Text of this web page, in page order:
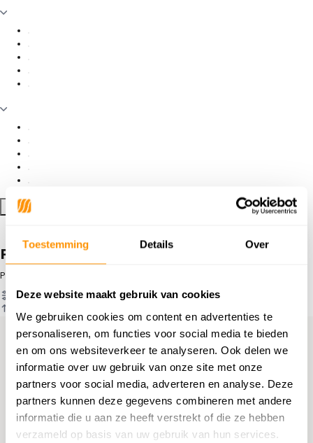
Toestemming Details Over
Deze website maakt gebruik van cookies
We gebruiken cookies om content en advertenties te
personaliseren, om functies voor social media te bieden
en om ons websiteverkeer te analyseren. Ook delen we
informatie over uw gebruik van onze site met onze
partners voor social media, adverteren en analyse. Deze
partners kunnen deze gegevens combineren met andere
informatie die u aan ze heeft verstrekt of die ze hebben
verzameld op basis van uw gebruik van hun services.
Filter toepassen
Producten getagd met naturel/blauw
Producten
Filter
Hulp nodig?
Neem contact op met onze
klantenservice